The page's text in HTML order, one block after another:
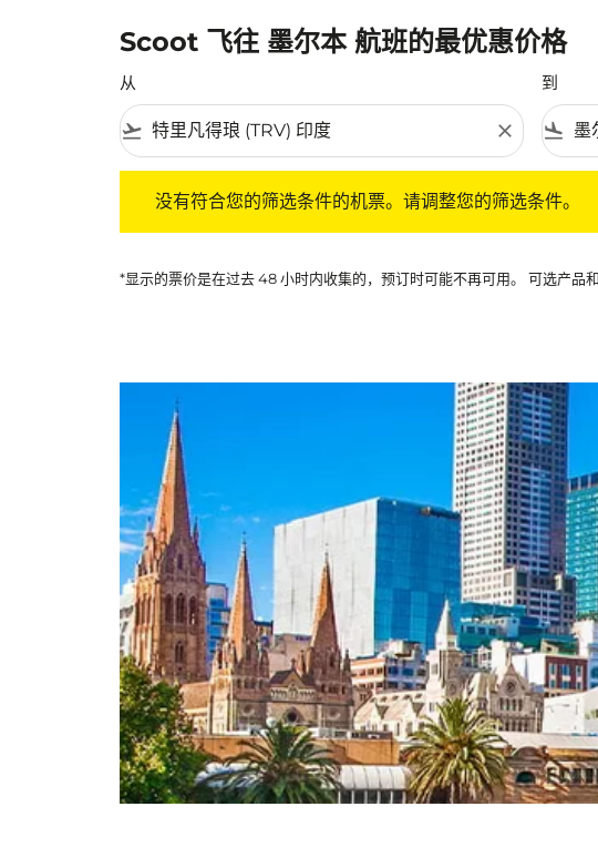
Scoot 飞往 墨尔本 航班的最优惠价格
从
flight_takeoff close
到
flight_land
没有符合您的筛选条件的机票。请调整您的筛选条件。
*显示的票价是在过去 48 小时内收集的，预订时可能不再可用。 可选产品